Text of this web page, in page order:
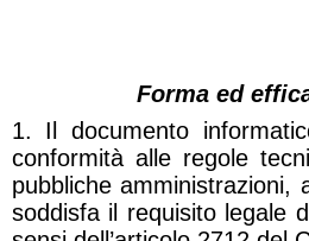
Forma ed
1. Il documento
conformità alle regole
pubbliche amministrazioni,
soddisfa il requisito legale